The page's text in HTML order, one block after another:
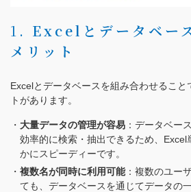
1. Excelとデータベー
メリット
Excelとデータベースを組み合わせること
トがあります。
大量データの管理が容易 ：データベー
効率的に検索・抽出できるため、Excel
かにスピーディーです。
複数名が同時に利用可能：複数のユー
ても、データベースを通じてデータの